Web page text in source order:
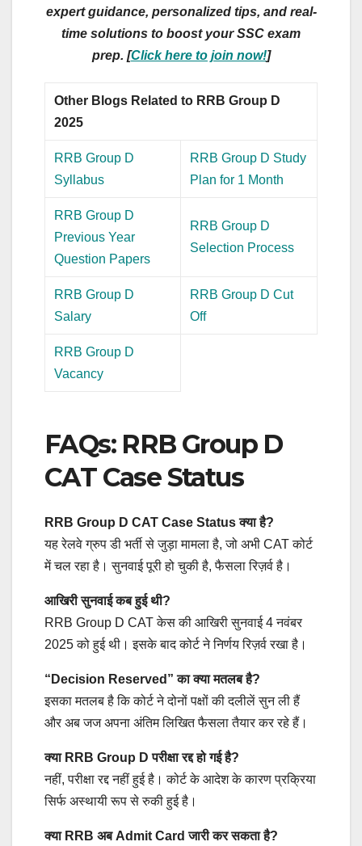
expert guidance, personalized tips, and real-
time solutions to boost your SSC exam
prep. [Click here to join now!]
Other Blogs Related to RRB Group D
2025
RRB Group D
Syllabus
RRB Group D Study
Plan for 1 Month
RRB Group D
Previous Year
Question Papers
RRB Group D
Selection Process
RRB Group D
Salary
RRB Group D Cut
Off
RRB Group D
Vacancy
FAQs: RRB Group D
CAT Case Status
RRB Group D CAT Case Status क्या है?
यह रेलवे ग्रुप डी भर्ती से जुड़ा मामला है, जो अभी CAT कोर्ट
में चल रहा है। सुनवाई पूरी हो चुकी है, फैसला रिज़र्व है।
आखिरी सुनवाई कब हुई थी?
RRB Group D CAT केस की आखिरी सुनवाई 4 नवंबर
2025 को हुई थी। इसके बाद कोर्ट ने निर्णय रिज़र्व रखा है।
“Decision Reserved” का क्या मतलब है?
इसका मतलब है कि कोर्ट ने दोनों पक्षों की दलीलें सुन ली हैं
और अब जज अपना अंतिम लिखित फैसला तैयार कर रहे हैं।
क्या RRB Group D परीक्षा रद्द हो गई है?
नहीं, परीक्षा रद्द नहीं हुई है। कोर्ट के आदेश के कारण प्रक्रिया
सिर्फ अस्थायी रूप से रुकी हुई है।
क्या RRB अब Admit Card जारी कर सकता है?